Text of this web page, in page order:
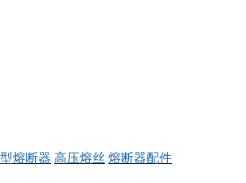
熔断器 高压熔丝 熔断器配件